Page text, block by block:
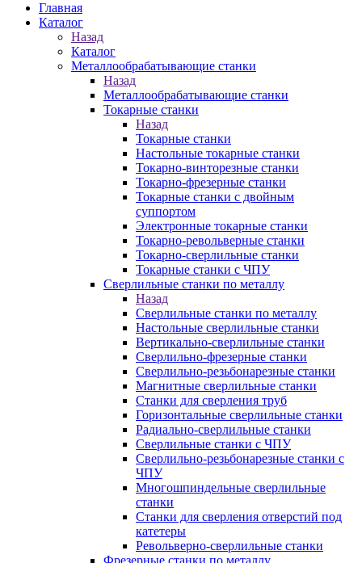
Главная
Каталог
Назад
Каталог
Металлообрабатывающие станки
Назад
Металлообрабатывающие станки
Токарные станки
Назад
Токарные станки
Настольные токарные станки
Токарно-винторезные станки
Токарно-фрезерные станки
Токарные станки с двойным
суппортом
Электронные токарные станки
Токарно-револьверные станки
Токарно-сверлильные станки
Токарные станки с ЧПУ
Сверлильные станки по металлу
Назад
Сверлильные станки по металлу
Настольные сверлильные станки
Вертикально-сверлильные станки
Сверлильно-фрезерные станки
Сверлильно-резьбонарезные станки
Магнитные сверлильные станки
Станки для сверления труб
Горизонтальные сверлильные станки
Радиально-сверлильные станки
Сверлильные станки с ЧПУ
Сверлильно-резьбонарезные станки с
ЧПУ
Многошпиндельные сверлильные
станки
Станки для сверления отверстий под
катетеры
Револьверно-сверлильные станки
Фрезерные станки по металлу